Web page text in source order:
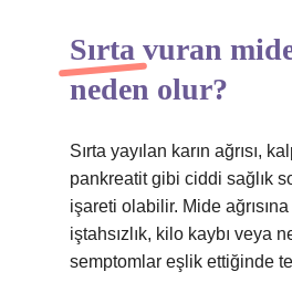
Sırta vuran mide
neden olur?
Sırta yayılan karın ağrısı,
pankreatit gibi ciddi sağlık
işareti olabilir. Mide
iştahsızlık, kilo kaybı veya
semptomlar eşlik ettiğinde